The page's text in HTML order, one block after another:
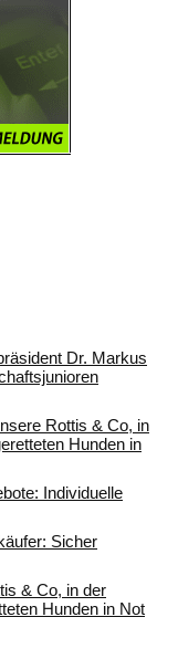
Dr. Markus
Rottis & Co, in
Hunden in
Individuelle
Sicher
& Co, in der
Hunden in Not